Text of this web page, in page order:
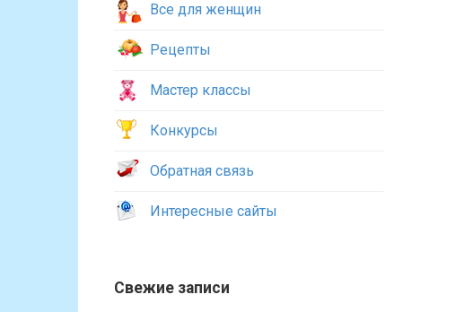
Все для женщин
Рецепты
Мастер классы
Конкурсы
Обратная связь
Интересные сайты
Свежие записи